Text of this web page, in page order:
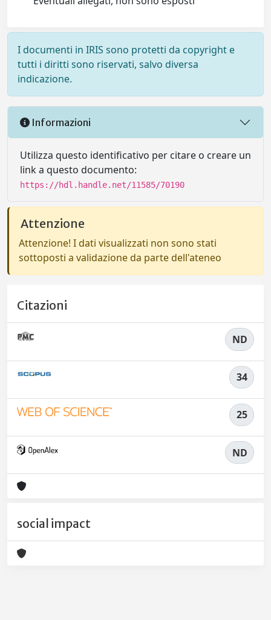
I documenti in IRIS sono protetti da copyright e
tutti i diritti sono riservati, salvo diversa
indicazione.
Informazioni
Utilizza questo identificativo per citare o creare un
link a questo documento:
https://hdl.handle.net/11585/70190
Attenzione
Attenzione! I dati visualizzati non sono stati
sottoposti a validazione da parte dell'ateneo
Citazioni
ND
34
25
ND
social impact